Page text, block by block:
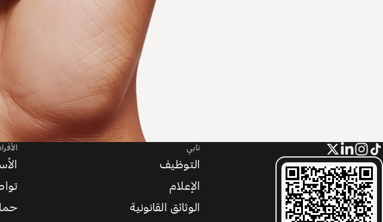
تابي
التوظيف
الإعلام
الوثائق القانونية